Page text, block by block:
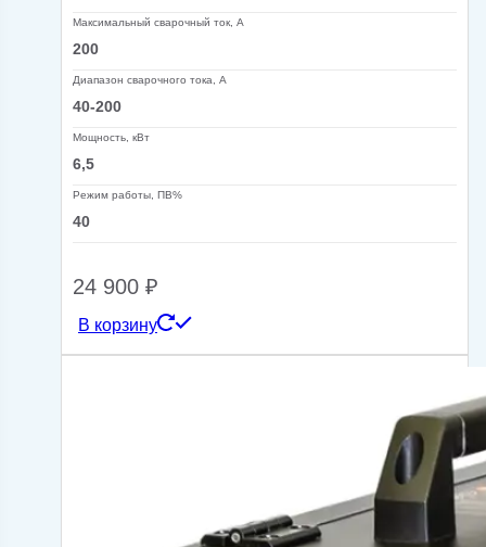
Максимальный сварочный ток, А
200
Диапазон сварочного тока, А
40-200
Мощность, кВт
6,5
Режим работы, ПВ%
40
24 900 ₽
В корзину